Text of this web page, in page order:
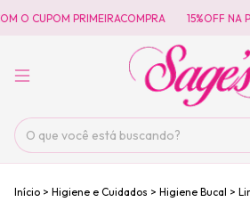
O CUPOM PRIMEIRACOMPRA 15%OFF NA
Início > Higiene e Cuidados > Higiene Bucal >